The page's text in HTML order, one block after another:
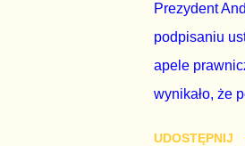
Prezydent
podpisaniu
apele
wynikało, że
UDOSTĘPNIJ